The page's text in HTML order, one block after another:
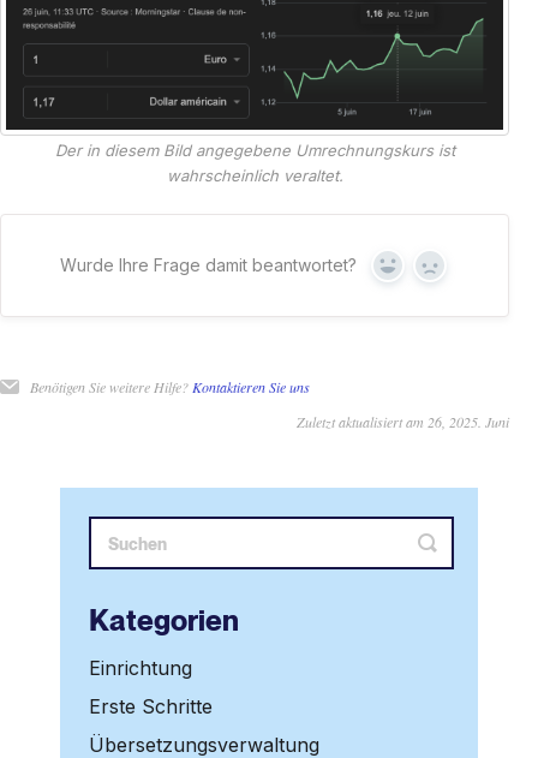
Der in diesem Bild angegebene Umrechnungskurs ist
wahrscheinlich veraltet.
Wurde Ihre Frage damit beantwortet? Ja Nein
Benötigen Sie weitere Hilfe? Kontaktieren Sie uns
Zuletzt aktualisiert am 26, 2025. Juni
Kategorien
Einrichtung
Erste Schritte
Übersetzungsverwaltung